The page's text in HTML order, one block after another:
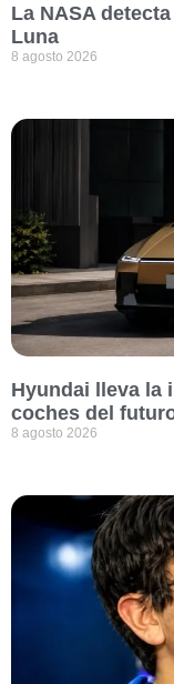
La NASA
Luna
8 agosto 2026
Hyundai lleva la
coches del
8 agosto 2026